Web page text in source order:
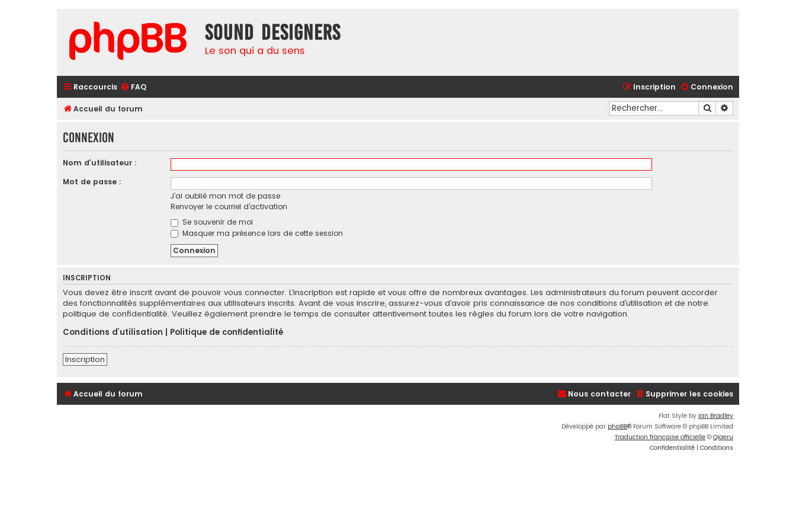
Sound Designers
Le son qui a du sens
Raccourcis FAQ Connexion
Inscription
Accueil du forum Rechercher
Connexion
Nom d’utilisateur :
Mot de passe :
J’ai oublié mon mot de passe
Renvoyer le courriel d’activation
Se souvenir de moi
Masquer ma présence lors de cette session
INSCRIPTION
Vous devez être inscrit avant de pouvoir vous connecter. L’inscription est rapide et vous offre de nombreux avantages. Les administrateurs du forum peuvent accorder
des fonctionnalités supplémentaires aux utilisateurs inscrits. Avant de vous inscrire, assurez-vous d’avoir pris connaissance de nos conditions d’utilisation et de notre
politique de confidentialité. Veuillez également prendre le temps de consulter attentivement toutes les règles du forum lors de votre navigation.
Conditions d’utilisation
Politique de confidentialité
Inscription
Accueil du forum Supprimer les cookies
Nous contacter
Flat Style by Ian Bradley
Développé par phpBB® Forum Software © phpBB Limited
Traduction française officielle © Qiaeru
Confidentialité | Conditions